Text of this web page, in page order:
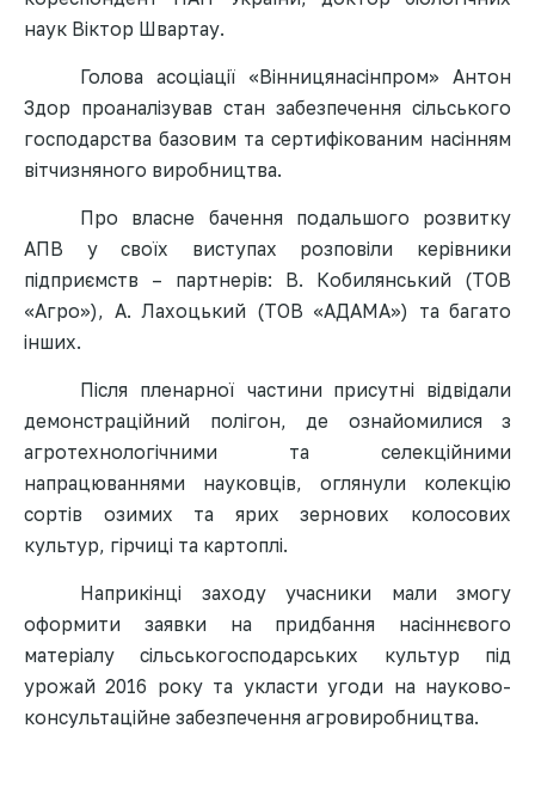
наук Віктор Швартау.
Голова асоціації «Вінницянасінпром» Антон
Здор проаналізував стан забезпечення сільського
господарства базовим та сертифікованим насінням
вітчизняного виробництва.
Про власне бачення подальшого розвитку
АПВ у своїх виступах розповіли керівники
підприємств – партнерів: В. Кобилянський (ТОВ
«Агро»), А. Лахоцький (ТОВ «АДАМА») та багато
інших.
Після пленарної частини присутні відвідали
демонстраційний полігон, де ознайомилися з
агротехнологічними та селекційними
напрацюваннями науковців, оглянули колекцію
сортів озимих та ярих зернових колосових
культур, гірчиці та картоплі.
Наприкінці заходу учасники мали змогу
оформити заявки на придбання насіннєвого
матеріалу сільськогосподарських культур під
урожай 2016 року та укласти угоди на науково-
консультаційне забезпечення агровиробництва.